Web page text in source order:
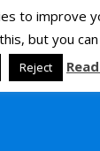
to improve
but you
Reject